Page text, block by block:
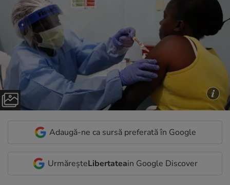
Adaugă-ne ca sursă preferată în Google
UrmăreșteLibertateain Google Discover